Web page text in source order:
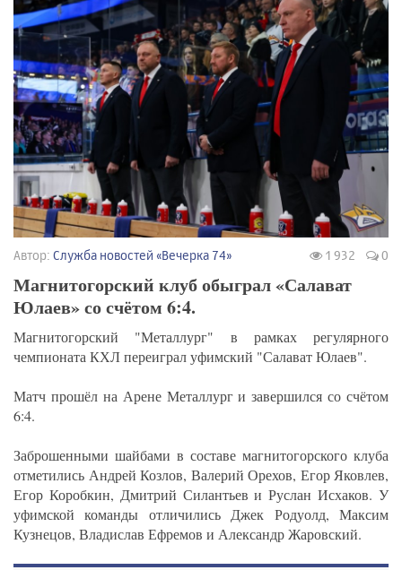
Автор: Служба новостей «Вечерка 74» 1 932 0
Магнитогорский клуб обыграл «Салават
Юлаев» со счётом 6:4.
Магнитогорский "Металлург" в рамках регулярного
чемпионата КХЛ переиграл уфимский "Салават Юлаев".
Матч прошёл на Арене Металлург и завершился со счётом
6:4.
Заброшенными шайбами в составе магнитогорского клуба
отметились Андрей Козлов, Валерий Орехов, Егор Яковлев,
Егор Коробкин, Дмитрий Силантьев и Руслан Исхаков. У
уфимской команды отличились Джек Родуолд, Максим
Кузнецов, Владислав Ефремов и Александр Жаровский.